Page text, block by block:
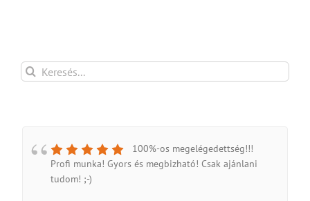
Keresés...
100%-os megelégedettség!!!
Profi munka! Gyors és megbizható! Csak ajánlani
tudom! ;-)